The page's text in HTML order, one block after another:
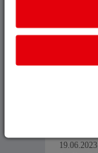
19.06.2023